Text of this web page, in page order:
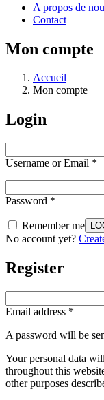
A propos de
Contact
Mon compte
Accueil
Mon compte
Login
Username or Email *
Password *
Remember me
No account yet?
Register
Email address *
A password will be
Your personal data
throughout this
other purposes